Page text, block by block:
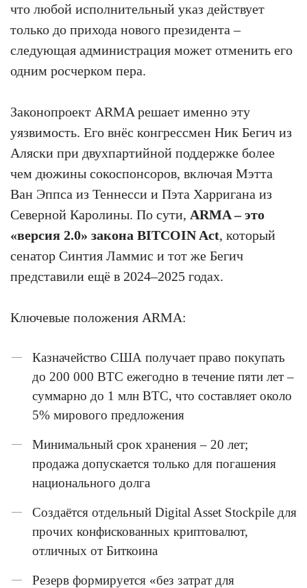
что любой исполнительный указ действует
только до прихода нового президента –
следующая администрация может отменить его
одним росчерком пера.
Законопроект ARMA решает именно эту
уязвимость. Его внёс конгрессмен Ник Бегич из
Аляски при двухпартийной поддержке более
чем дюжины сокоспонсоров, включая Мэтта
Ван Эппса из Теннесси и Пэта Харригана из
Северной Каролины. По сути, ARMA – это
«версия 2.0» закона BITCOIN Act, который
сенатор Синтия Ламмис и тот же Бегич
представили ещё в 2024–2025 годах.
Ключевые положения ARMA:
Казначейство США получает право покупать
до 200 000 BTC ежегодно в течение пяти лет –
суммарно до 1 млн BTC, что составляет около
5% мирового предложения
Минимальный срок хранения – 20 лет;
продажа допускается только для погашения
национального долга
Создаётся отдельный Digital Asset Stockpile для
прочих конфискованных криптовалют,
отличных от Биткоина
Резерв формируется «без затрат для